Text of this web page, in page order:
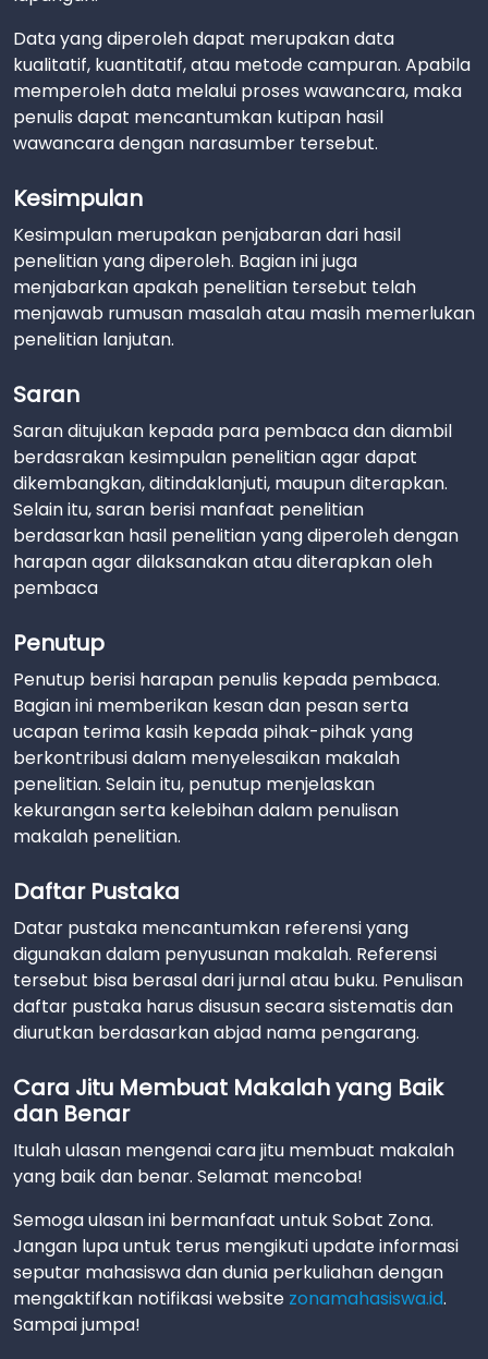
Data yang diperoleh dapat merupakan data
kualitatif, kuantitatif, atau metode campuran. Apabila
memperoleh data melalui proses wawancara, maka
penulis dapat mencantumkan kutipan hasil
wawancara dengan narasumber tersebut.
Kesimpulan
Kesimpulan merupakan penjabaran dari hasil
penelitian yang diperoleh. Bagian ini juga
menjabarkan apakah penelitian tersebut telah
menjawab rumusan masalah atau masih memerlukan
penelitian lanjutan.
Saran
Saran ditujukan kepada para pembaca dan diambil
berdasrakan kesimpulan penelitian agar dapat
dikembangkan, ditindaklanjuti, maupun diterapkan.
Selain itu, saran berisi manfaat penelitian
berdasarkan hasil penelitian yang diperoleh dengan
harapan agar dilaksanakan atau diterapkan oleh
pembaca
Penutup
Penutup berisi harapan penulis kepada pembaca.
Bagian ini memberikan kesan dan pesan serta
ucapan terima kasih kepada pihak-pihak yang
berkontribusi dalam menyelesaikan makalah
penelitian. Selain itu, penutup menjelaskan
kekurangan serta kelebihan dalam penulisan
makalah penelitian.
Daftar Pustaka
Datar pustaka mencantumkan referensi yang
digunakan dalam penyusunan makalah. Referensi
tersebut bisa berasal dari jurnal atau buku. Penulisan
daftar pustaka harus disusun secara sistematis dan
diurutkan berdasarkan abjad nama pengarang.
Cara Jitu Membuat Makalah yang Baik
dan Benar
Itulah ulasan mengenai cara jitu membuat makalah
yang baik dan benar. Selamat mencoba!
Semoga ulasan ini bermanfaat untuk Sobat Zona.
Jangan lupa untuk terus mengikuti update informasi
seputar mahasiswa dan dunia perkuliahan dengan
mengaktifkan notifikasi website zonamahasiswa.id.
Sampai jumpa!